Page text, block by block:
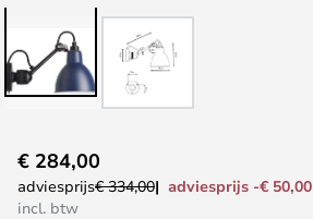
naar
het
€ 284,00
adviesprijs€ 334,00
adviesprijs -€ 50,00
incl. btw